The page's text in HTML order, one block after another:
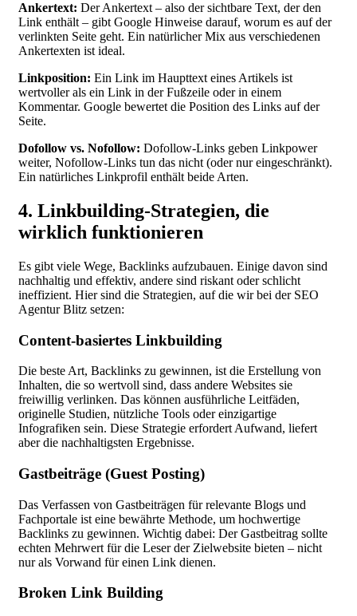
Ankertext: Der Ankertext – also der sichtbare Text, der den
Link enthält – gibt Google Hinweise darauf, worum es auf der
verlinkten Seite geht. Ein natürlicher Mix aus verschiedenen
Ankertexten ist ideal.
Linkposition: Ein Link im Haupttext eines Artikels ist
wertvoller als ein Link in der Fußzeile oder in einem
Kommentar. Google bewertet die Position des Links auf der
Seite.
Dofollow vs. Nofollow: Dofollow-Links geben Linkpower
weiter, Nofollow-Links tun das nicht (oder nur eingeschränkt).
Ein natürliches Linkprofil enthält beide Arten.
4. Linkbuilding-Strategien, die
wirklich funktionieren
Es gibt viele Wege, Backlinks aufzubauen. Einige davon sind
nachhaltig und effektiv, andere sind riskant oder schlicht
ineffizient. Hier sind die Strategien, auf die wir bei der SEO
Agentur Blitz setzen:
Content-basiertes Linkbuilding
Die beste Art, Backlinks zu gewinnen, ist die Erstellung von
Inhalten, die so wertvoll sind, dass andere Websites sie
freiwillig verlinken. Das können ausführliche Leitfäden,
originelle Studien, nützliche Tools oder einzigartige
Infografiken sein. Diese Strategie erfordert Aufwand, liefert
aber die nachhaltigsten Ergebnisse.
Gastbeiträge (Guest Posting)
Das Verfassen von Gastbeiträgen für relevante Blogs und
Fachportale ist eine bewährte Methode, um hochwertige
Backlinks zu gewinnen. Wichtig dabei: Der Gastbeitrag sollte
echten Mehrwert für die Leser der Zielwebsite bieten – nicht
nur als Vorwand für einen Link dienen.
Broken Link Building